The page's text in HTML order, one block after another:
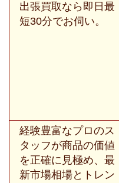
出張買取なら即日最
短30分でお伺い。
経験豊富なプロのス
タッフが商品の価値
を正確に見極め、最
新市場相場とトレン